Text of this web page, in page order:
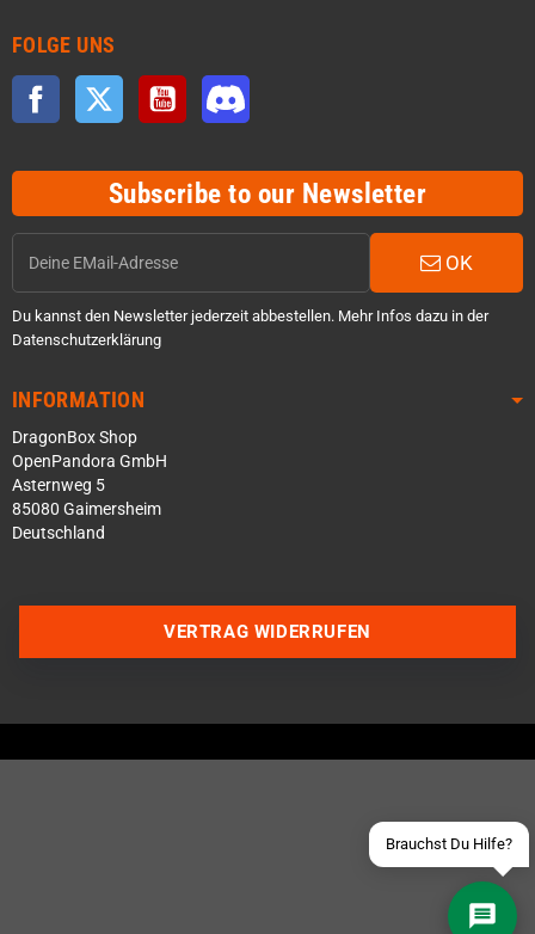
FOLGE UNS
Facebook Twitter YouTube
Subscribe to our Newsletter
OK
Du kannst den Newsletter jederzeit abbestellen. Mehr Infos dazu in der
Datenschutzerklärung
INFORMATION
DragonBox Shop
OpenPandora GmbH
Asternweg 5
85080 Gaimersheim
Deutschland
Brauchst Du Hilfe?
Schick uns eine eMail
VERTRAG WIDERRUFEN